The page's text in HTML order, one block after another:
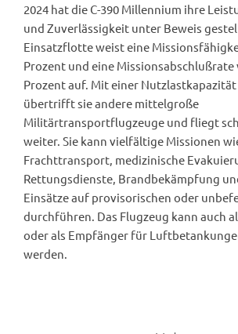
2024 hat die C-390 Millennium ihre
und Zuverlässigkeit unter Beweis
Einsatzflotte weist eine
Prozent und eine Missionsabschlußrate
Prozent auf. Mit einer Nutzlastkapazität
übertrifft sie andere mittelgroße
Militärtransportflugzeuge und fliegt
weiter. Sie kann vielfältige Missionen
Frachttransport, medizinische
Rettungsdienste, Brandbekämpfung
Einsätze auf provisorischen oder
durchführen. Das Flugzeug kann auch
oder als Empfänger für
werden.